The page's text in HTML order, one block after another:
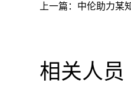
上一篇： 中伦助力某
相关人员